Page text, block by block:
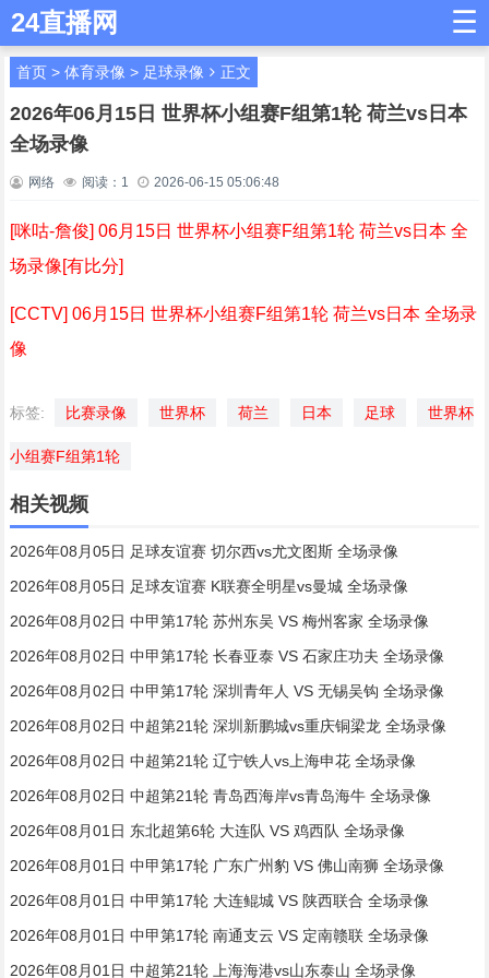
24直播网 ☰
首页> 体育录像 > 足球录像 正文
2026年06月15日 世界杯小组赛F组第1轮 荷兰vs日本
全场录像
网络 阅读： 1 2026-06-15 05:06:48
[咪咕-詹俊] 06月15日 世界杯小组赛F组第1轮 荷兰vs日本 全
场录像[有比分]
[CCTV] 06月15日 世界杯小组赛F组第1轮 荷兰vs日本 全场录
像
标签: 比赛录像 世界杯 荷兰 日本 足球 世界杯
小组赛F组第1轮
相关视频
2026年08月05日 足球友谊赛 切尔西vs尤文图斯 全场录像
2026年08月05日 足球友谊赛 K联赛全明星vs曼城 全场录像
2026年08月02日 中甲第17轮 苏州东吴 VS 梅州客家 全场录像
2026年08月02日 中甲第17轮 长春亚泰 VS 石家庄功夫 全场录像
2026年08月02日 中甲第17轮 深圳青年人 VS 无锡吴钩 全场录像
2026年08月02日 中超第21轮 深圳新鹏城vs重庆铜梁龙 全场录像
2026年08月02日 中超第21轮 辽宁铁人vs上海申花 全场录像
2026年08月02日 中超第21轮 青岛西海岸vs青岛海牛 全场录像
2026年08月01日 东北超第6轮 大连队 VS 鸡西队 全场录像
2026年08月01日 中甲第17轮 广东广州豹 VS 佛山南狮 全场录像
2026年08月01日 中甲第17轮 大连鲲城 VS 陕西联合 全场录像
2026年08月01日 中甲第17轮 南通支云 VS 定南赣联 全场录像
2026年08月01日 中超第21轮 上海海港vs山东泰山 全场录像